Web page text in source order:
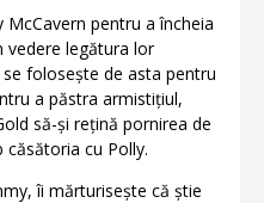
pentru a încheia
vedere legătura lor
folosește de asta pentru
a păstra armistițiul,
să-și rețină pornirea de
cu Polly.
îi mărturisește că știe